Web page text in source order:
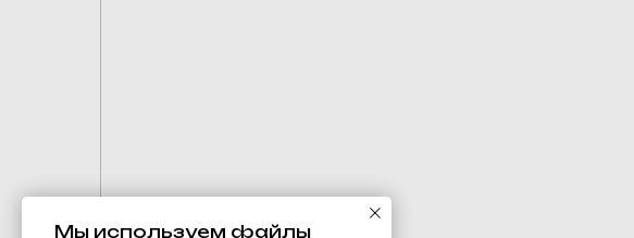
Мы используем файлы